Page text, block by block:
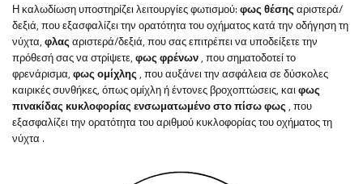
Η καλωδίωση υποστηρίζει λειτουργίες φωτισμού: φως θέσηςαριστερά/
δεξιά, που εξασφαλίζει την ορατότητα του οχήματος κατά την οδήγηση τη
νύχτα, φλαςαριστερά/δεξιά, που σας επιτρέπει να υποδείξετε την
πρόθεσή σας να στρίψετε, φως φρένων, που σηματοδοτεί το
φρενάρισμα, φως ομίχλης, που αυξάνει την ασφάλεια σε δύσκολες
καιρικές συνθήκες, όπως ομίχλη ή έντονες βροχοπτώσεις, καιφως
πινακίδας κυκλοφορίας ενσωματωμένο στο πίσω φως, που
εξασφαλίζει την ορατότητα του αριθμού κυκλοφορίας του οχήματος τη
νύχτα .